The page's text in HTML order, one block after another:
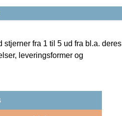
fra 1 til 5 ud fra bl.a. deres
leveringsformer og